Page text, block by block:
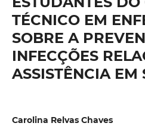
TÉCNICO EM
SOBRE A
INFECÇÕES
ASSISTÊNCIA EM
Carolina Relvas Chaves